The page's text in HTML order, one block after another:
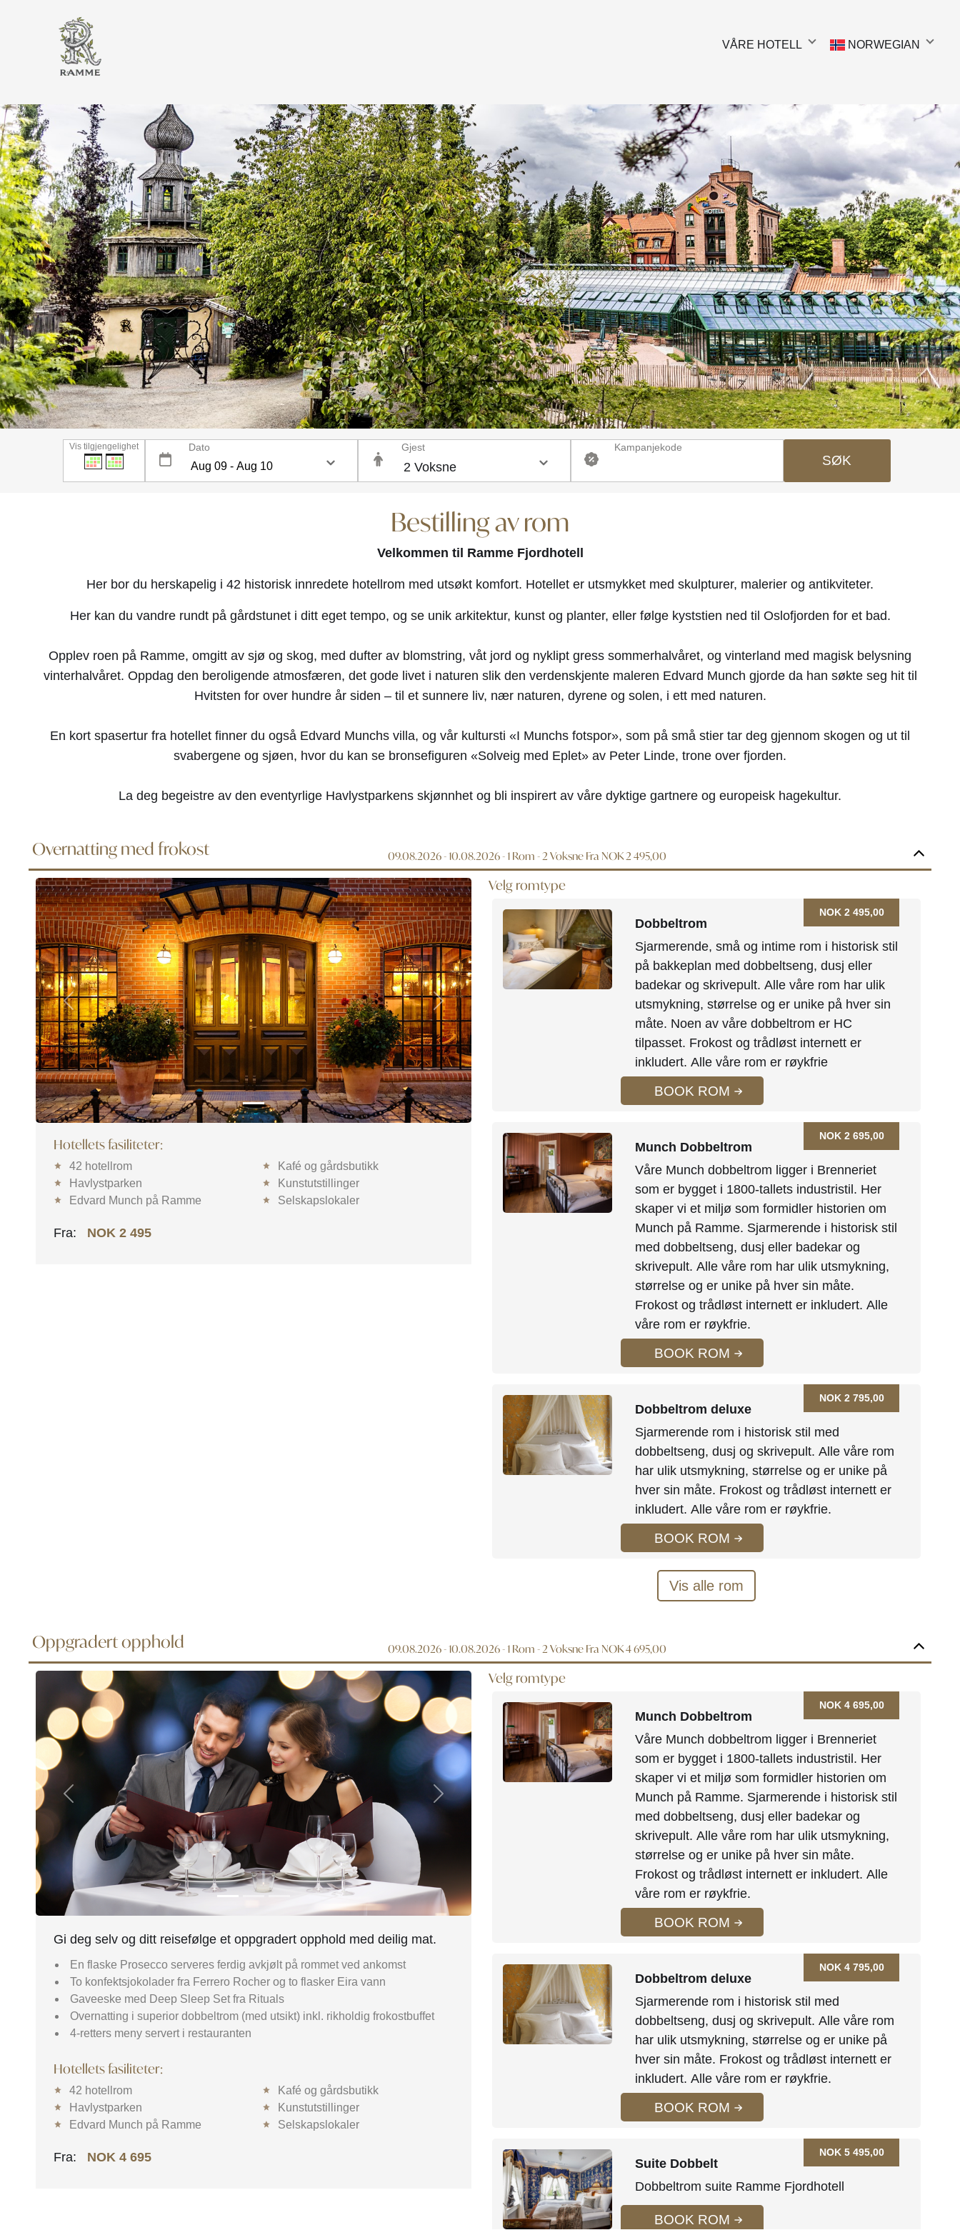
VÅRE HOTELL NORWEGIAN
Vis tilgjengelighet Dato Gjest Kampanjekode
SØK
Bestilling av rom
Velkommen til Ramme Fjordhotell
Her bor du herskapelig i 42 historisk innredete hotellrom med utsøkt komfort. Hotellet er utsmykket med skulpturer, malerier og antikviteter.
Her kan du vandre rundt på gårdstunet i ditt eget tempo, og se unik arkitektur, kunst og planter, eller følge kyststien ned til Oslofjorden for et bad.
Opplev roen på Ramme, omgitt av sjø og skog, med dufter av blomstring, våt jord og nyklipt gress sommerhalvåret, og vinterland med magisk belysning
vinterhalvåret. Oppdag den beroligende atmosfæren, det gode livet i naturen slik den verdenskjente maleren Edvard Munch gjorde da han søkte seg hit til
Hvitsten for over hundre år siden – til et sunnere liv, nær naturen, dyrene og solen, i ett med naturen.
En kort spasertur fra hotellet finner du også Edvard Munchs villa, og vår kultursti «I Munchs fotspor», som på små stier tar deg gjennom skogen og ut til
svabergene og sjøen, hvor du kan se bronsefiguren «Solveig med Eplet» av Peter Linde, trone over fjorden.
La deg begeistre av den eventyrlige Havlystparkens skjønnhet og bli inspirert av våre dyktige gartnere og europeisk hagekultur.
Overnatting med frokost 09.08.2026 - 10.08.2026- 1 Rom -2 Voksne Fra NOK 2 495,00
Previous Next
Hotellets fasiliteter:
42 hotellrom
Kafé og gårdsbutikk
Havlystparken
Kunstutstillinger
Edvard Munch på Ramme
Selskapslokaler
Fra: NOK 2 495
Velg romtype
Dobbeltrom
Sjarmerende, små og intime rom i historisk stil
på bakkeplan med dobbeltseng, dusj eller
badekar og skrivepult. Alle våre rom har ulik
utsmykning, størrelse og er unike på hver sin
måte. Noen av våre dobbeltrom er HC
tilpasset. Frokost og trådløst internett er
inkludert. Alle våre rom er røykfrie
NOK 2 495,00
BOOK ROM
Munch Dobbeltrom
Våre Munch dobbeltrom ligger i Brenneriet
som er bygget i 1800-tallets industristil. Her
skaper vi et miljø som formidler historien om
Munch på Ramme. Sjarmerende i historisk stil
med dobbeltseng, dusj eller badekar og
skrivepult. Alle våre rom har ulik utsmykning,
størrelse og er unike på hver sin måte.
Frokost og trådløst internett er inkludert. Alle
våre rom er røykfrie.
NOK 2 695,00
BOOK ROM
Dobbeltrom deluxe
Sjarmerende rom i historisk stil med
dobbeltseng, dusj og skrivepult. Alle våre rom
har ulik utsmykning, størrelse og er unike på
hver sin måte. Frokost og trådløst internett er
inkludert. Alle våre rom er røykfrie.
NOK 2 795,00
BOOK ROM
Vis alle rom
Oppgradert opphold 09.08.2026 - 10.08.2026- 1 Rom -2 Voksne Fra NOK 4 695,00
Previous Next
Gi deg selv og ditt reisefølge et oppgradert opphold med deilig mat.
En flaske Prosecco serveres ferdig avkjølt på rommet ved ankomst
To konfektsjokolader fra Ferrero Rocher og to flasker Eira vann
Gaveeske med Deep Sleep Set fra Rituals
Overnatting i superior dobbeltrom (med utsikt) inkl. rikholdig frokostbuffet
4-retters meny servert i restauranten
Hotellets fasiliteter:
42 hotellrom
Kafé og gårdsbutikk
Havlystparken
Kunstutstillinger
Edvard Munch på Ramme
Selskapslokaler
Fra: NOK 4 695
Velg romtype
Munch Dobbeltrom
Våre Munch dobbeltrom ligger i Brenneriet
som er bygget i 1800-tallets industristil. Her
skaper vi et miljø som formidler historien om
Munch på Ramme. Sjarmerende i historisk stil
med dobbeltseng, dusj eller badekar og
skrivepult. Alle våre rom har ulik utsmykning,
størrelse og er unike på hver sin måte.
Frokost og trådløst internett er inkludert. Alle
våre rom er røykfrie.
NOK 4 695,00
BOOK ROM
Dobbeltrom deluxe
Sjarmerende rom i historisk stil med
dobbeltseng, dusj og skrivepult. Alle våre rom
har ulik utsmykning, størrelse og er unike på
hver sin måte. Frokost og trådløst internett er
inkludert. Alle våre rom er røykfrie.
NOK 4 795,00
BOOK ROM
Suite Dobbelt
Dobbeltrom suite Ramme Fjordhotell
NOK 5 495,00
BOOK ROM